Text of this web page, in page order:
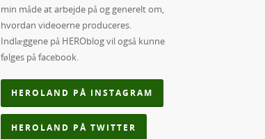
min måde at arbejde på og generelt om,
hvordan videoerne produceres.
Indlæggene på HEROblog vil også kunne
følges på facebook.
HEROLAND PÅ INSTAGRAM
HEROLAND PÅ TWITTER